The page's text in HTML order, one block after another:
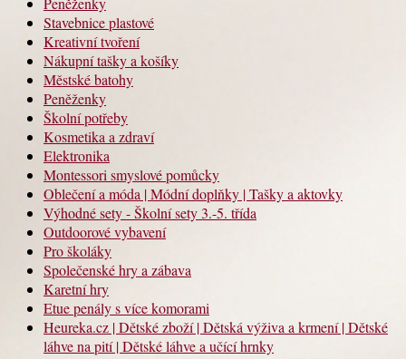
Stavebnice plastové
Kreativní tvoření
Nákupní tašky a košíky
Městské batohy
Peněženky
Školní potřeby
Kosmetika a zdraví
Elektronika
Montessori smyslové pomůcky
Oblečení a móda | Módní doplňky | Tašky a aktovky
Výhodné sety - Školní sety 3.-5. třída
Outdoorové vybavení
Pro školáky
Společenské hry a zábava
Karetní hry
Etue penály s více komorami
Heureka.cz | Dětské zboží | Dětská výživa a krmení | Dětské
láhve na pití | Dětské láhve a učící hrnky